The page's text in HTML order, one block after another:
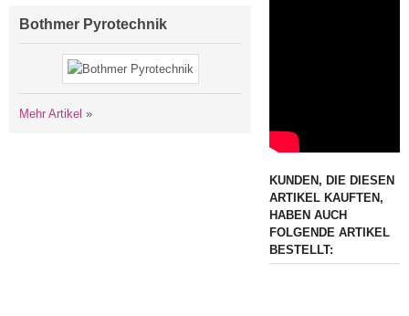
KUNDEN, DIE DIESEN
ARTIKEL KAUFTEN,
HABEN AUCH
FOLGENDE ARTIKEL
BESTELLT:
Bothmer Pyrotechnik
Mehr Artikel »